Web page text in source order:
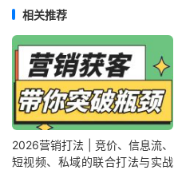
相关推荐
2026营销打法 | 竞价、信息流、
短视频、私域的联合打法与实战